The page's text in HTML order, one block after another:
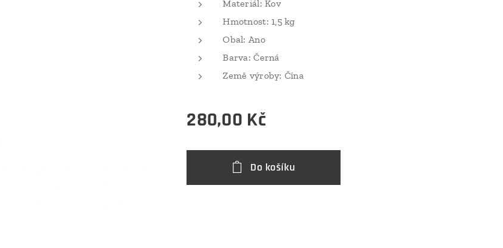
Materiál: Kov
Hmotnost: 1,5 kg
Obal: Ano
Barva: Černá
Země výroby: Čína
280,00 Kč
Do košíku